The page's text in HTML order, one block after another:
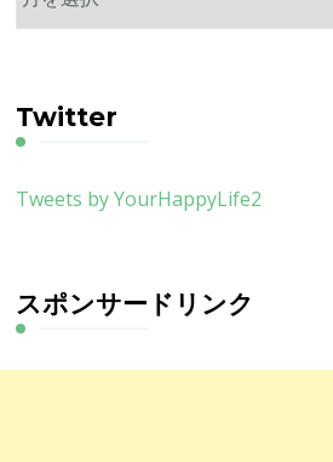
ー
ブ
Twitter
Tweets by YourHappyLife2
スポンサードリンク